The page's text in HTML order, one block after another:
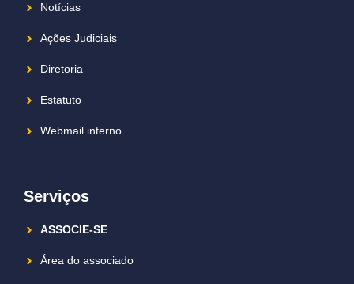
Notícias
Ações Judiciais
Diretoria
Estatuto
Webmail interno
Serviços
ASSOCIE-SE
Área do associado